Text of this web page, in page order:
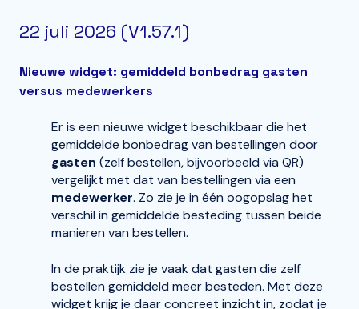
22 juli 2026 (V1.57.1)
Nieuwe widget: gemiddeld bonbedrag gasten
versus medewerkers
Er is een nieuwe widget beschikbaar die het
gemiddelde bonbedrag van bestellingen door
gasten (zelf bestellen, bijvoorbeeld via QR)
vergelijkt met dat van bestellingen via een
medewerker. Zo zie je in één oogopslag het
verschil in gemiddelde besteding tussen beide
manieren van bestellen.
In de praktijk zie je vaak dat gasten die zelf
bestellen gemiddeld meer besteden. Met deze
widget krijg je daar concreet inzicht in, zodat je